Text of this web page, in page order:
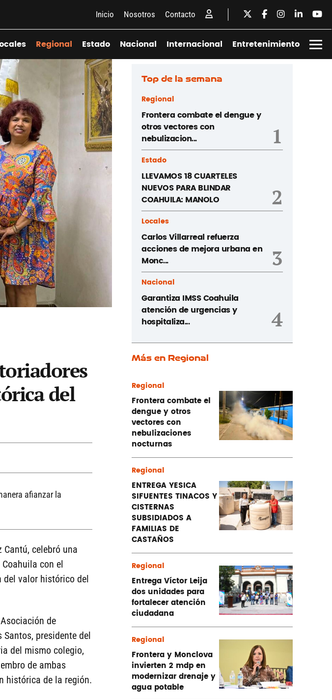
Inicio Nosotros Contacto
Regional Estado Nacional Internacional Entretenimiento
del
afianzar la
Cantú, celebró una
con el
del valor histórico del
de
presidente del
del mismo colegio,
de ambas
histórica de la región.
Top de la semana
Regional
Frontera combate el dengue y
otros vectores con
nebulizacion...
1
Estado
LLEVAMOS 18 CUARTELES
NUEVOS PARA BLINDAR
COAHUILA: MANOLO
2
Locales
Carlos Villarreal refuerza
acciones de mejora urbana en
Monc...
3
Nacional
Garantiza IMSS Coahuila
atención de urgencias y
hospitaliza...
4
Más en Regional
Regional
Frontera combate el
dengue y otros
vectores con
nebulizaciones
nocturnas
Regional
ENTREGA YESICA
SIFUENTES TINACOS Y
CISTERNAS
SUBSIDIADOS A
FAMILIAS DE
CASTAÑOS
Regional
Entrega Víctor Leija
dos unidades para
fortalecer atención
ciudadana
Regional
Frontera y Monclova
invierten 2 mdp en
modernizar drenaje y
agua potable